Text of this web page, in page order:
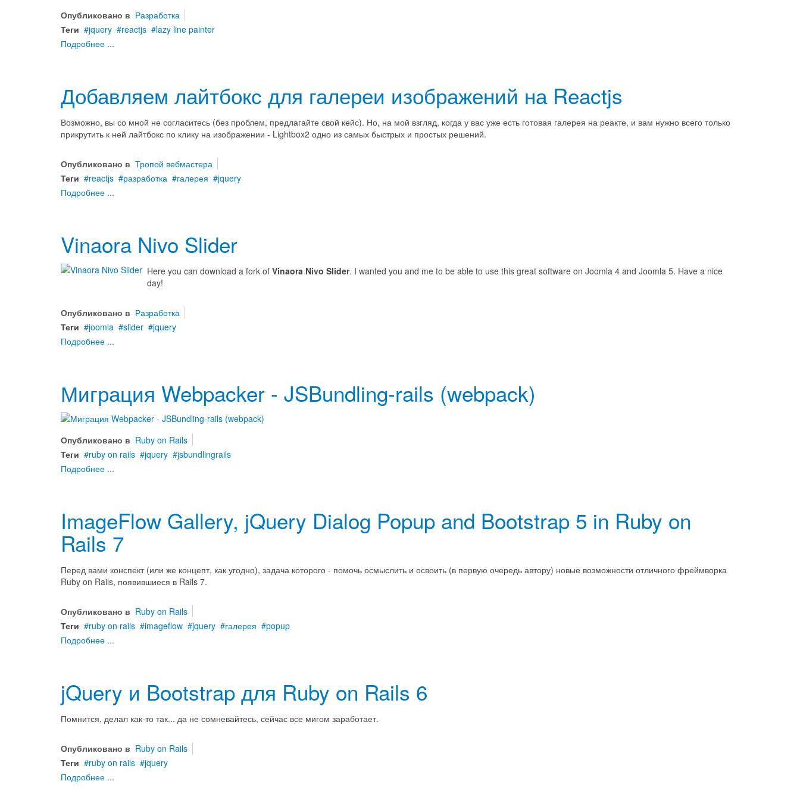
Опубликовано в Разработка
Теги
jquery reactjs
lazy line painter
Подробнее ...
Добавляем лайтбокс для галереи изображений на Reactjs
Возможно, вы со мной не согласитесь (без проблем, предлагайте свой кейс). Но, на мой взгляд, когда у вас уже есть готовая галерея на реакте, и вам нужно всего только
прикрутить к ней лайтбокс по клику на изображении - Lightbox2 одно из самых быстрых и простых решений.
Опубликовано в Тропой вебмастера
Теги
reactjs разработка галерея
jquery
Подробнее ...
Vinaora Nivo Slider
Here you can download a fork of Vinaora Nivo Slider. I wanted you and me to be able to use this great software on Joomla 4 and Joomla 5. Have a nice
day!
Опубликовано в Разработка
Теги
joomla slider
jquery
Подробнее ...
Миграция Webpacker - JSBundling-rails (webpack)
Опубликовано в Ruby on Rails
Теги
ruby on rails jquery
jsbundlingrails
Подробнее ...
ImageFlow Gallery, jQuery Dialog Popup and Bootstrap 5 in Ruby on
Rails 7
Перед вами конспект (или же концепт, как угодно), задача которого - помочь осмыслить и освоить (в первую очередь автору) новые возможности отличного фреймворка
Ruby on Rails, появившиеся в Rails 7.
Опубликовано в Ruby on Rails
Теги
ruby on rails imageflow jquery галерея
popup
Подробнее ...
jQuery и Bootstrap для Ruby on Rails 6
Помнится, делал как-то так... да не сомневайтесь, сейчас все мигом заработает.
Опубликовано в Ruby on Rails
Теги
ruby on rails
jquery
Подробнее ...